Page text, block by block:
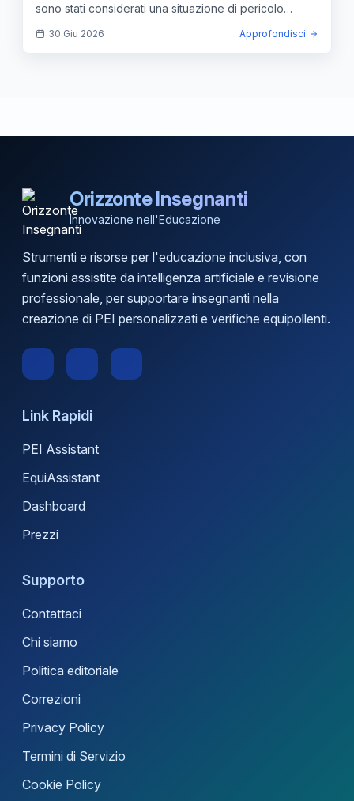
sono stati considerati una situazione di pericolo
inevitabile.
30 Giu 2026 Approfondisci
Orizzonte Insegnanti
Innovazione nell'Educazione
Strumenti e risorse per l'educazione inclusiva, con
funzioni assistite da intelligenza artificiale e revisione
professionale, per supportare insegnanti nella
creazione di PEI personalizzati e verifiche equipollenti.
Link Rapidi
PEI Assistant
EquiAssistant
Dashboard
Prezzi
Supporto
Contattaci
Chi siamo
Politica editoriale
Correzioni
Privacy Policy
Termini di Servizio
Cookie Policy